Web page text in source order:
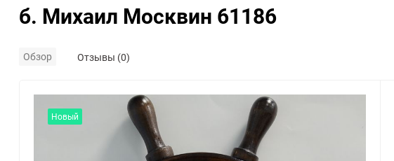
б. Михаил Москвин 61186
Обзор Отзывы (0)
Новый